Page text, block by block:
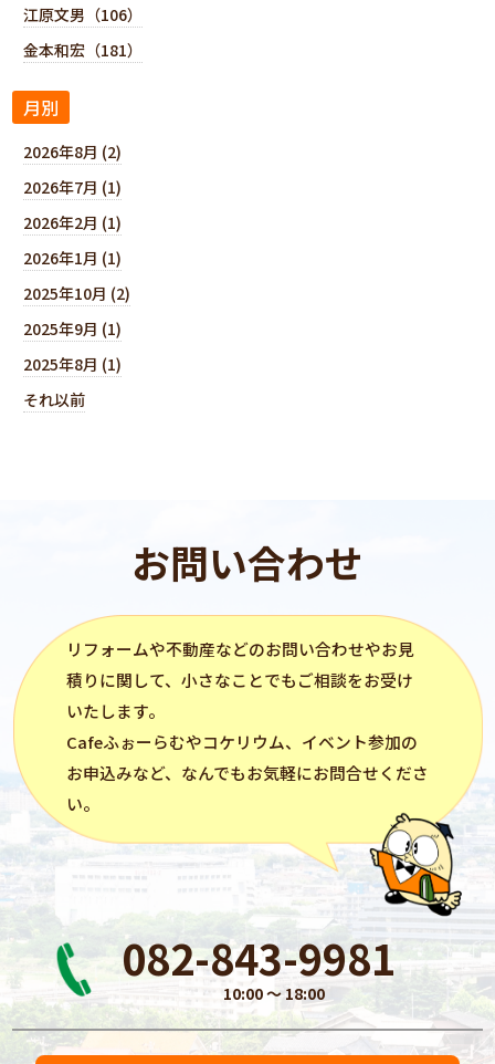
江原文男（106）
金本和宏（181）
月別
2026年8月 (2)
2026年7月 (1)
2026年2月 (1)
2026年1月 (1)
2025年10月 (2)
2025年9月 (1)
2025年8月 (1)
それ以前
お問い合わせ
リフォームや不動産などのお問い合わせやお見
積りに関して、小さなことでもご相談をお受け
いたします。
Cafeふぉーらむやコケリウム、イベント参加の
お申込みなど、なんでもお気軽にお問合せくださ
い。
082-843-9981
10:00 〜 18:00